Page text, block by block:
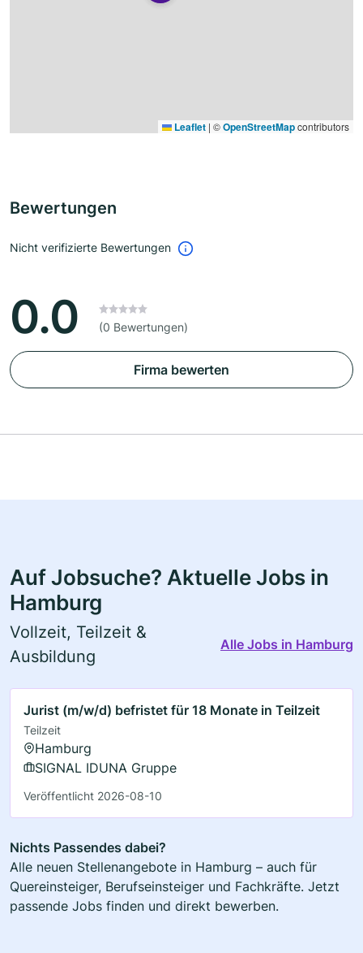
Leaflet | ©OpenStreetMapcontributors
Bewertungen
Nicht verifizierte Bewertungen
0.0 (0 Bewertungen)
Firma bewerten
Auf Jobsuche? Aktuelle Jobs in
Hamburg
Vollzeit, Teilzeit &
Ausbildung
Alle Jobs in Hamburg
Jurist (m/w/d) befristet für 18 Monate in Teilzeit
Teilzeit
Hamburg
SIGNAL IDUNA Gruppe
Veröffentlicht 2026-08-10
Nichts Passendes dabei?
Alle neuen Stellenangebote in Hamburg – auch für
Quereinsteiger, Berufseinsteiger und Fachkräfte. Jetzt
passende Jobs finden und direkt bewerben.